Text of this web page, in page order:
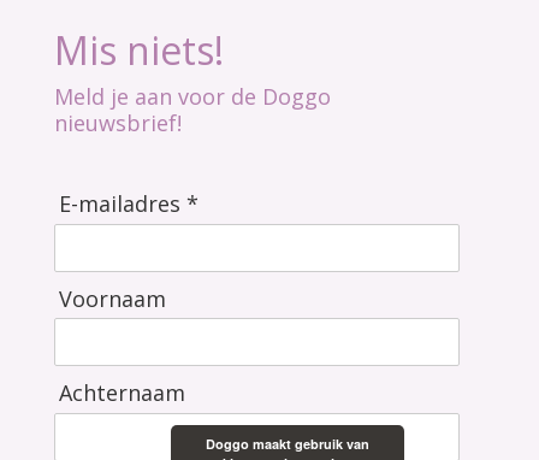
Mis niets!
Meld je aan voor de Doggo
nieuwsbrief!
E-mailadres *
Voornaam
Achternaam
Doggo maakt gebruik van